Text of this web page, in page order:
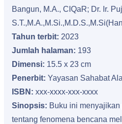
Bangun, M.A., CIQaR; Dr. Ir.
Tahun terbit: 2023
Jumlah halaman: 193
Dimensi: 15.5 x 23 cm
Penerbit: Yayasan Sahabat
ISBN: xxx-xxxx-xxx-xxxx
Sinopsis: Buku ini
tentang fenomena bencana